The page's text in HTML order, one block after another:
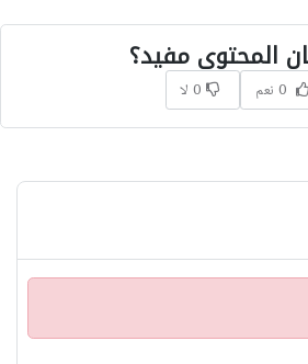
المحتوى مفيد؟
0 نعم 0 لا